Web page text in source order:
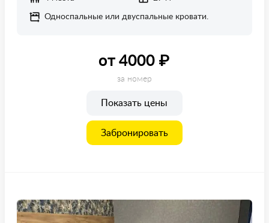
Односпальные или двуспальные кровати.
от 4000 ₽
за номер
Показать цены
Забронировать